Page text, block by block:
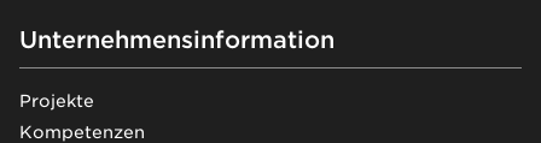
Unternehmensinformation
Projekte
Kompetenzen